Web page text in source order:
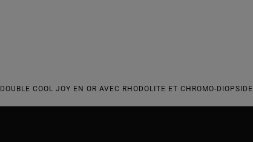
COOL JOY EN OR AVEC RHODOLITE ET CHROMO-DIOPSIDE